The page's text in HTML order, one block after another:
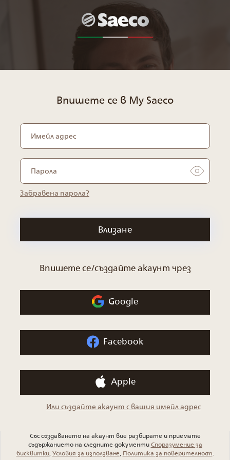
Впишете се/създайте акаунт чрез
Google
Facebook
Apple
Или създайте акаунт с вашия имейл адрес
Впишете се в My Saeco
Забравена парола?
Влизане
Със създаването на акаунт вие разбирате и приемате
съдържанието на следните документиСпоразумение за
бисквитки,Условия за използване,Политика за поверителност.